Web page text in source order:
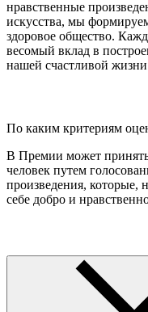
нравственные
искусства, мы
здоровое общество.
весомый вклад в
нашей счастливой
По каким критериям
В Премии может
человек путем
произведения, которые,
себе добро и